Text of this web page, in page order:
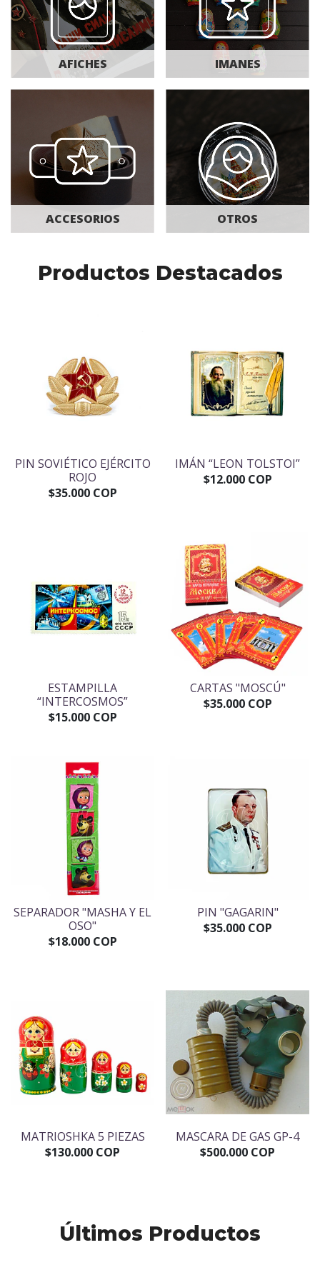
AFICHES IMANES
ACCESORIOS OTROS
Productos Destacados
PIN SOVIÉTICO EJÉRCITO
ROJO
$35.000 COP
IMÁN “LEON TOLSTOI”
$12.000 COP
ESTAMPILLA
“INTERCOSMOS”
$15.000 COP
CARTAS "MOSCÚ"
$35.000 COP
SEPARADOR "MASHA Y EL
OSO"
$18.000 COP
PIN "GAGARIN"
$35.000 COP
MATRIOSHKA 5 PIEZAS
$130.000 COP
MASCARA DE GAS GP-4
$500.000 COP
Últimos Productos